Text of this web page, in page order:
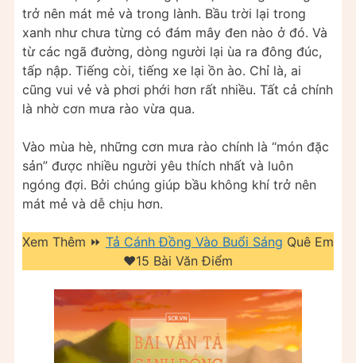
trở nên mát mẻ và trong lành. Bầu trời lại trong
xanh như chưa từng có đám mây đen nào ở đó. Và
từ các ngã đường, dòng người lại ùa ra đông đúc,
tấp nập. Tiếng còi, tiếng xe lại ồn ào. Chỉ là, ai
cũng vui vẻ và phơi phới hơn rất nhiều. Tất cả chính
là nhờ cơn mưa rào vừa qua.
Vào mùa hè, những cơn mưa rào chính là “món đặc
sản” được nhiều người yêu thích nhất và luôn
ngóng đợi. Bởi chúng giúp bầu không khí trở nên
mát mẻ và dễ chịu hơn.
Xem Thêm ⏩ Tả Cánh Đồng Vào Buổi Sáng Quê Em
❤️️15 Bài Văn Điểm